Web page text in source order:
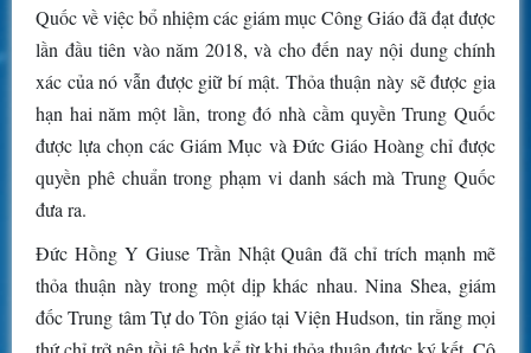
Quốc về việc bổ nhiệm các giám mục Công Giáo đã đạt được
lần đầu tiên vào năm 2018, và cho đến nay nội dung chính
xác của nó vẫn được giữ bí mật. Thỏa thuận này sẽ được gia
hạn hai năm một lần, trong đó nhà cầm quyền Trung Quốc
được lựa chọn các Giám Mục và Đức Giáo Hoàng chỉ được
quyền phê chuẩn trong phạm vi danh sách mà Trung Quốc
đưa ra.
Đức Hồng Y Giuse Trần Nhật Quân đã chỉ trích mạnh mẽ
thỏa thuận này trong một dịp khác nhau. Nina Shea, giám
đốc Trung tâm Tự do Tôn giáo tại Viện Hudson, tin rằng mọi